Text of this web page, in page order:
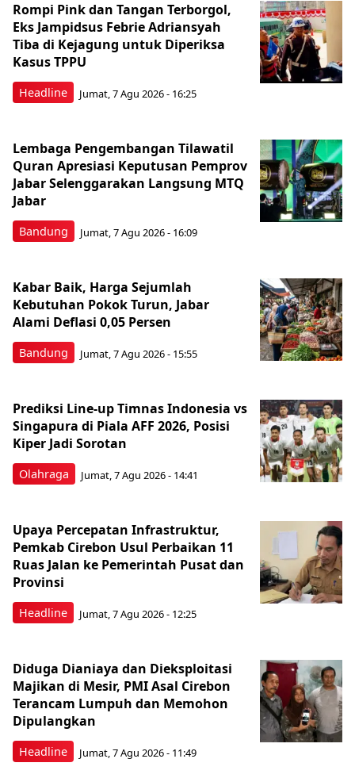
Headline
Rompi Pink dan Tangan Terborgol,
Eks Jampidsus Febrie Adriansyah
Tiba di Kejagung untuk Diperiksa
Kasus TPPU
Jumat, 7 Agu 2026 - 16:25
Bandung
Lembaga Pengembangan Tilawatil
Quran Apresiasi Keputusan Pemprov
Jabar Selenggarakan Langsung MTQ
Jabar
Jumat, 7 Agu 2026 - 16:09
Bandung
Kabar Baik, Harga Sejumlah
Kebutuhan Pokok Turun, Jabar
Alami Deflasi 0,05 Persen
Jumat, 7 Agu 2026 - 15:55
Olahraga
Prediksi Line-up Timnas Indonesia vs
Singapura di Piala AFF 2026, Posisi
Kiper Jadi Sorotan
Jumat, 7 Agu 2026 - 14:41
Headline
Upaya Percepatan Infrastruktur,
Pemkab Cirebon Usul Perbaikan 11
Ruas Jalan ke Pemerintah Pusat dan
Provinsi
Jumat, 7 Agu 2026 - 12:25
Headline
Diduga Dianiaya dan Dieksploitasi
Majikan di Mesir, PMI Asal Cirebon
Terancam Lumpuh dan Memohon
Dipulangkan
Jumat, 7 Agu 2026 - 11:49